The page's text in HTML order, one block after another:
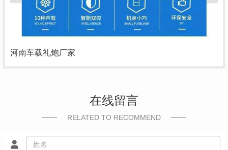
河南车载礼炮厂家
在线留言
RELATED TO RECOMMEND